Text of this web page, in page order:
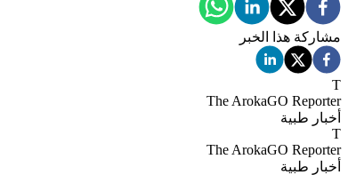
مشاركة هذا الخبر
T
The ArokaGO Reporter
أخبار طبية
T
The ArokaGO Reporter
أخبار طبية